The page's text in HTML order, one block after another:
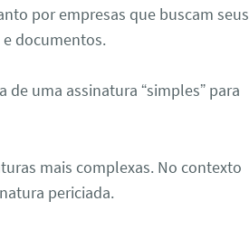
por empresas que buscam seus
documentos.
uma assinatura “simples” para
mais complexas. No contexto
periciada.